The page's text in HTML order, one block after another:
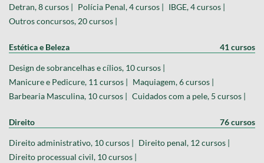
Detran, 8 cursos | Polícia Penal, 4 cursos | IBGE, 4 cursos |
Outros concursos, 20 cursos |
Estética e Beleza 41 cursos
Design de sobrancelhas e cílios, 10 cursos |
Manicure e Pedicure, 11 cursos | Maquiagem, 6 cursos |
Barbearia Masculina, 10 cursos | Cuidados com a pele, 5 cursos |
Direito 76 cursos
Direito administrativo, 10 cursos | Direito penal, 12 cursos |
Direito processual civil, 10 cursos |